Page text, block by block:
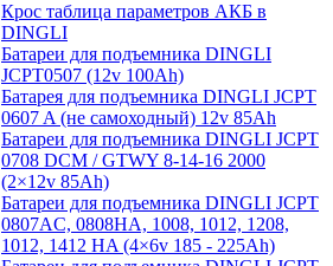
Крос таблица параметров АКБ в
DINGLI
Батареи для подъемника DINGLI
JCPT0507 (12v 100Ah)
Батарея для подъемника DINGLI JCPT
0607 A (не самоходный) 12v 85Ah
Батареи для подъемника DINGLI JCPT
0708 DCM / GTWY 8-14-16 2000
(2×12v 85Ah)
Батареи для подъемника DINGLI JCPT
0807AC, 0808HA, 1008, 1012, 1208,
1012, 1412 HA (4×6v 185 - 225Ah)